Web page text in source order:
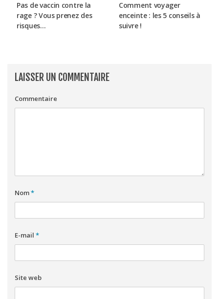
Pas de vaccin contre la
rage ? Vous prenez des
risques…
Comment voyager
enceinte : les 5 conseils à
suivre !
LAISSER UN COMMENTAIRE
Commentaire
Nom*
E-mail *
Site web